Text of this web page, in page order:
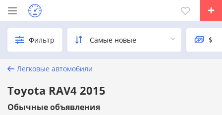
Фильтр
Легковые автомобили
Toyota RAV4 2015
Обычные объявления